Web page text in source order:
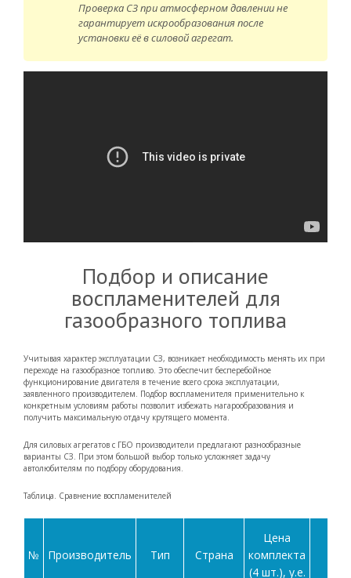
Проверка СЗ при атмосферном давлении не
гарантирует искрообразования после
установки её в силовой агрегат.
Подбор и описание
воспламенителей для
газообразного топлива
Учитывая характер эксплуатации СЗ, возникает необходимость менять их при
переходе на газообразное топливо. Это обеспечит бесперебойное
функционирование двигателя в течение всего срока эксплуатации,
заявленного производителем. Подбор воспламенителя применительно к
конкретным условиям работы позволит избежать нагарообразования и
получить максимальную отдачу крутящего момента.
Для силовых агрегатов с ГБО производители предлагают разнообразные
варианты СЗ. При этом большой выбор только усложняет задачу
автолюбителям по подбору оборудования.
Таблица. Сравнение воспламенителей
№ Производитель Тип Страна
Цена
комплекта
(4 шт.), у.е.